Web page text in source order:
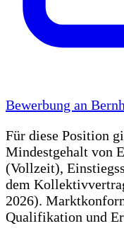
Bewerbung an
Für diese Position
Mindestgehalt von
(Vollzeit),
dem
2026).
Qualifikation und